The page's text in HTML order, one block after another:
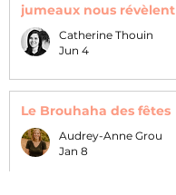
jumeaux nous révèlent
Catherine Thouin
Jun 4
Le Brouhaha des fêtes
Audrey-Anne Grou
Jan 8